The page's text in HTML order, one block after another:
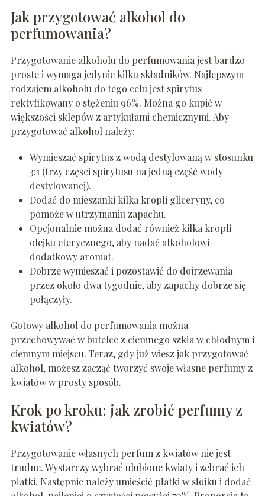
Jak przygotować alkohol do
perfumowania?
Przygotowanie alkoholu do perfumowania jest bardzo
proste i wymaga jedynie kilku składników. Najlepszym
rodzajem alkoholu do tego celu jest spirytus
rektyfikowany o stężeniu 96%. Można go kupić w
większości sklepów z artykułami chemicznymi. Aby
przygotować alkohol należy:
Wymieszać spirytus z wodą destylowaną w stosunku
3:1 (trzy części spirytusu na jedną część wody
destylowanej).
Dodać do mieszanki kilka kropli gliceryny, co
pomoże w utrzymaniu zapachu.
Opcjonalnie można dodać również kilka kropli
olejku eterycznego, aby nadać alkoholowi
dodatkowy aromat.
Dobrze wymieszać i pozostawić do dojrzewania
przez około dwa tygodnie, aby zapachy dobrze się
połączyły.
Gotowy alkohol do perfumowania można
przechowywać w butelce z ciemnego szkła w chłodnym i
ciemnym miejscu. Teraz, gdy już wiesz jak przygotować
alkohol, możesz zacząć tworzyć swoje własne perfumy z
kwiatów w prosty sposób.
Krok po kroku: jak zrobić perfumy z
kwiatów?
Przygotowanie własnych perfum z kwiatów nie jest
trudne. Wystarczy wybrać ulubione kwiaty i zebrać ich
płatki. Następnie należy umieścić płatki w słoiku i dodać